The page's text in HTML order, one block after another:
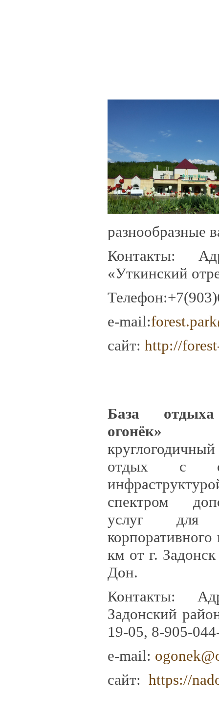
разнообразные
Контакты:
«Уткинский
e-mail:
сайт: http://
База
огонёк»
отдых с
спектром
услуг для
км от г.
Дон.
Контакты:
Задонский
19-05, 8-905-
e-mail:
сайт: https://